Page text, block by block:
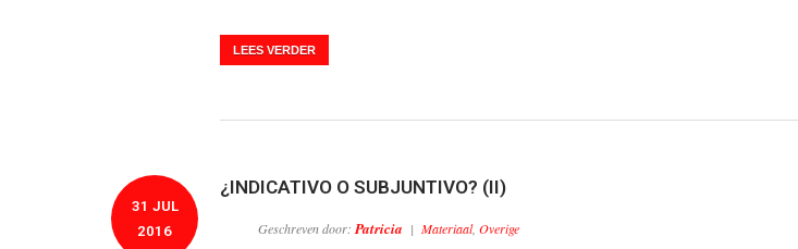
LEES VERDER
¿INDICATIVO O SUBJUNTIVO? (II)
Geschreven door: Patricia | Materiaal, Overige
31 JUL
2016